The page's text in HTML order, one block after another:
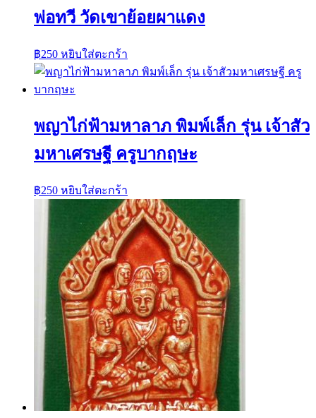
พ่อทวี วัดเขาย้อยผาแดง
฿250 หยิบใส่ตะกร้า
พญาไก่ฟ้ามหาลาภ พิมพ์เล็ก รุ่น เจ้าสัว
มหาเศรษฐี ครูบากฤษะ
฿250 หยิบใส่ตะกร้า